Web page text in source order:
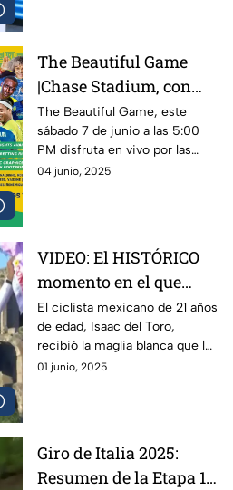
The Beautiful Game
|Chase Stadium, con
Ronaldinho y Roberto
Carlos | 7 de junio a las
5:00 PM
The Beautiful Game, este
sábado 7 de junio a las 5:00
PM disfruta en vivo por las
plataformas de Azteca
04 junio, 2025
VIDEO: El HISTÓRICO
momento en el que
Isaac del Toro recibe la
Maglia Blanca en el
Giro de Italia 2025
El ciclista mexicano de 21 años
de edad, Isaac del Toro,
recibió la maglia blanca que lo
acredita como el mejor menor
01 junio, 2025
Giro de Italia 2025:
Resumen de la Etapa 17